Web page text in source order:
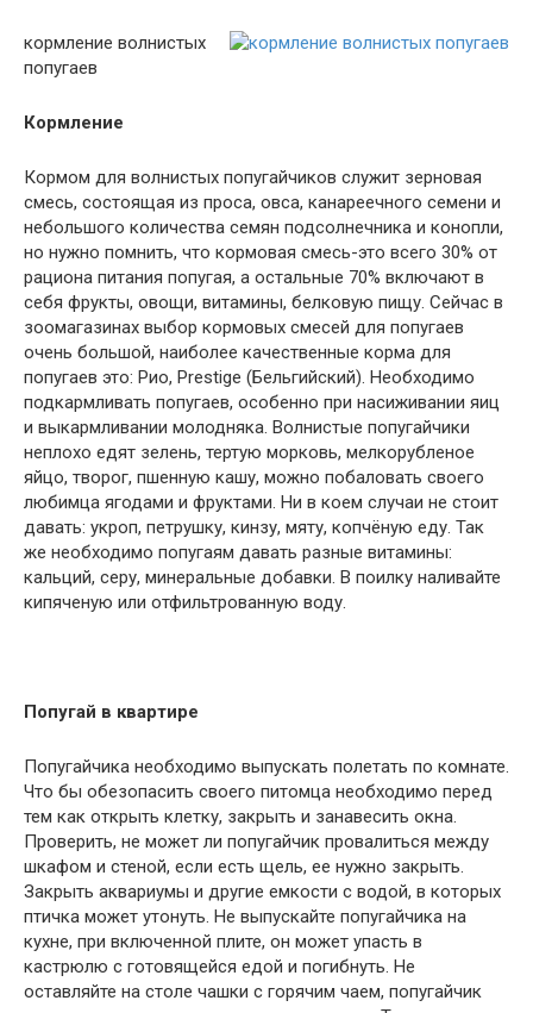
кормление волнистых
попугаев
Кормление
Кормом для волнистых попугайчиков служит зерновая
смесь, состоящая из проса, овса, канареечного семени и
небольшого количества семян подсолнечника и конопли,
но нужно помнить, что кормовая смесь-это всего 30% от
рациона питания попугая, а остальные 70% включают в
себя фрукты, овощи, витамины, белковую пищу. Сейчас в
зоомагазинах выбор кормовых смесей для попугаев
очень большой, наиболее качественные корма для
попугаев это: Рио, Prestige (Бельгийский). Необходимо
подкармливать попугаев, особенно при насиживании яиц
и выкармливании молодняка. Волнистые попугайчики
неплохо едят зелень, тертую морковь, мелкорубленое
яйцо, творог, пшенную кашу, можно побаловать своего
любимца ягодами и фруктами. Ни в коем случаи не стоит
давать: укроп, петрушку, кинзу, мяту, копчёную еду. Так
же необходимо попугаям давать разные витамины:
кальций, серу, минеральные добавки. В поилку наливайте
кипяченую или отфильтрованную воду.
Попугай в квартире
Попугайчика необходимо выпускать полетать по комнате.
Что бы обезопасить своего питомца необходимо перед
тем как открыть клетку, закрыть и занавесить окна.
Проверить, не может ли попугайчик провалиться между
шкафом и стеной, если есть щель, ее нужно закрыть.
Закрыть аквариумы и другие емкости с водой, в которых
птичка может утонуть. Не выпускайте попугайчика на
кухне, при включенной плите, он может упасть в
кастрюлю с готовящейся едой и погибнуть. Не
оставляйте на столе чашки с горячим чаем, попугайчик